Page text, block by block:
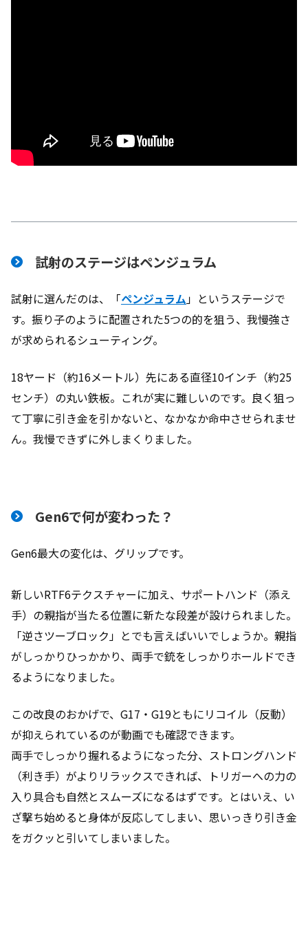
試射のステージはペンジュラム
試射に選んだのは、「ペンジュラム」というステージで
す。振り子のように配置された5つの的を狙う、我慢強さ
が求められるシューティング。
18ヤード（約16メートル）先にある直径10インチ（約25
センチ）の丸い鉄板。これが実に難しいのです。良く狙っ
て丁寧に引き金を引かないと、なかなか命中させられませ
ん。我慢できずに外しまくりました。
Gen6で何が変わった？
Gen6最大の変化は、グリップです。
新しいRTF6テクスチャーに加え、サポートハンド（添え
手）の親指が当たる位置に新たな段差が設けられました。
「逆さツーブロック」とでも言えばいいでしょうか。親指
がしっかりひっかかり、両手で銃をしっかりホールドでき
るようになりました。
この改良のおかげで、G17・G19ともにリコイル（反動）
が抑えられているのが動画でも確認できます。
両手でしっかり握れるようになった分、ストロングハンド
（利き手）がよりリラックスできれば、トリガーへの力の
入り具合も自然とスムーズになるはずです。とはいえ、い
ざ撃ち始めると身体が反応してしまい、思いっきり引き金
をガクッと引いてしまいました。